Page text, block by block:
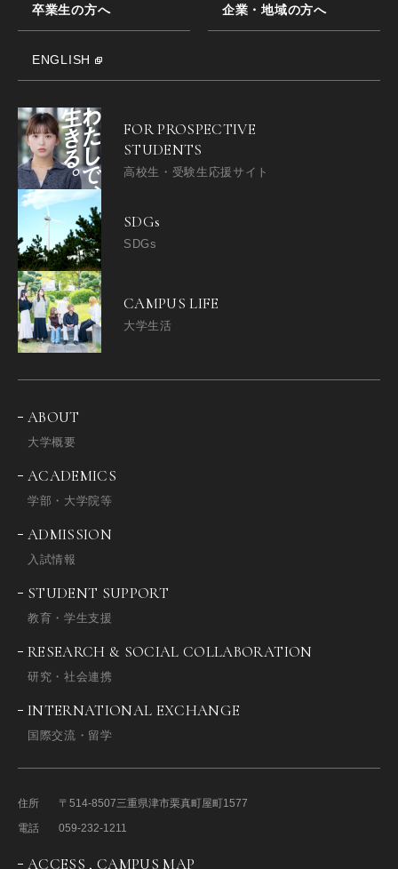
卒業生の方へ 企業・地域の方へ
ENGLISH
FOR PROSPECTIVE
STUDENTS
高校生・受験生応援サイト
SDGs
SDGs
CAMPUS LIFE
大学生活
ABOUT
大学概要
ACADEMICS
学部・大学院等
ADMISSION
入試情報
STUDENT SUPPORT
教育・学生支援
RESEARCH & SOCIAL COLLABORATION
研究・社会連携
INTERNATIONAL EXCHANGE
国際交流・留学
住所 〒514-8507三重県津市栗真町屋町1577
電話
059-232-1211
ACCESS , CAMPUS MAP